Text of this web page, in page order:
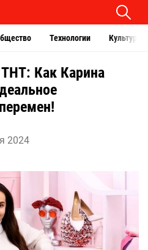
Технологии Культура
ТНТ: Как Карина
2024